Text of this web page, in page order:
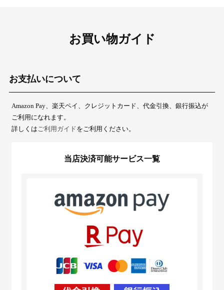
お買い物ガイド
お支払いについて
Amazon Pay、楽天ペイ、クレジットカード、代金引換、銀行振込が
ご利用になれます。
詳しくは ご利用ガイドをご利用ください。
当店決済可能サービス一覧